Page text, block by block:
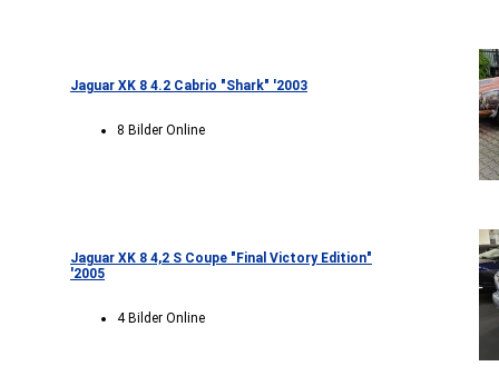
Jaguar XK 8 4.2 Cabrio "Shark" '2003
8 Bilder Online
Jaguar XK 8 4,2 S Coupe "Final Victory Edition"
'2005
4 Bilder Online